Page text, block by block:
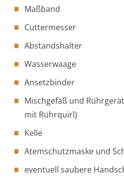
Maßband
Cuttermesser
Abstandshalter
Wasserwaage
Ansetzbinder
Mischgefäß und
mit Rührquirl)
Kelle
Atemschutzmaske und
eventuell saubere